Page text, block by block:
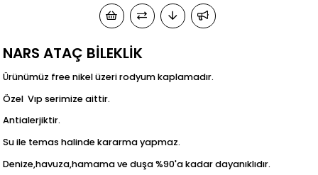
NARS ATAÇ BİLEKLİK
Ürünümüz free nikel üzeri rodyum kaplamadır.
Özel Vıp serimize aittir.
Antialerjiktir.
Su ile temas halinde kararma yapmaz.
Denize,havuza,hamama ve duşa %90'a kadar dayanıklıdır.